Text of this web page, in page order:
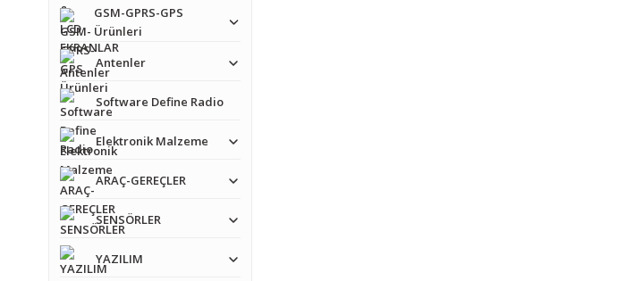
GSM-GPRS-GPS
Ürünleri
Antenler
Software Define Radio
Elektronik Malzeme
ARAÇ-GEREÇLER
SENSÖRLER
YAZILIM